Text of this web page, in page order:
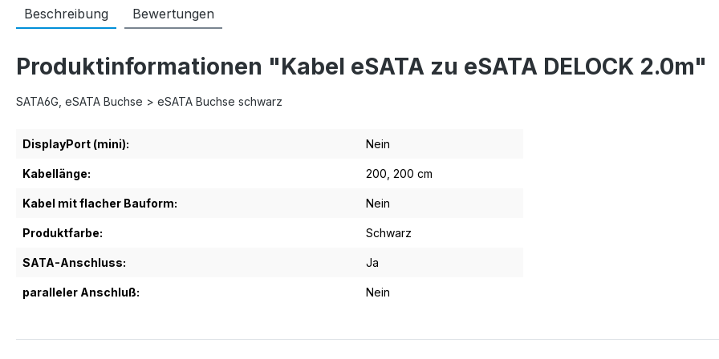
Beschreibung Bewertungen
Produktinformationen "Kabel eSATA zu eSATA DELOCK 2.0m"
SATA6G, eSATA Buchse > eSATA Buchse schwarz
DisplayPort (mini): Nein
Kabellänge: 200 , 200 cm
Kabel mit flacher Bauform: Nein
Produktfarbe: Schwarz
SATA-Anschluss: Ja
paralleler Anschluß: Nein